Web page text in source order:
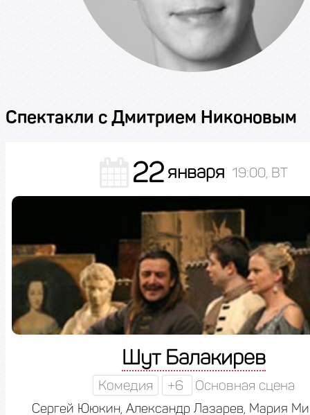
Спектакли с Дмитрием Никоновым
22января 19:00, ВТ
Шут Балакирев
Комедия +6 Основная сцена
Сергей Ююкин, Александр Лазарев, Мария